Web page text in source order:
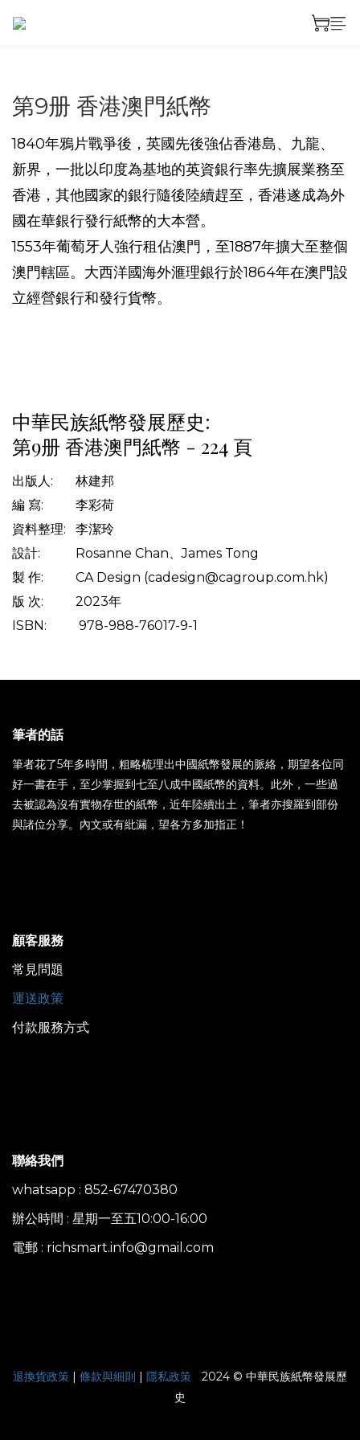
第9册 香港澳門紙幣
1840年鴉片戰爭後，英國先後強佔香港島、九龍、
新界，一批以印度為基地的英資銀行率先擴展業務至
香港，其他國家的銀行隨後陸續趕至，香港遂成為外
國在華銀行發行紙幣的大本營。
1553年葡萄牙人強行租佔澳門，至1887年擴大至整個
澳門轄區。大西洋國海外滙理銀行於1864年在澳門設
立經營銀行和發行貨幣。
中華民族紙幣發展歷史:
第9册 香港澳門紙幣 - 224 頁
出版人: 林建邦
編 寫: 李彩荷
資料整理: 李潔玲
設計: Rosanne Chan、James Tong
製 作: CA Design (cadesign@cagroup.com.hk)
版 次: 2023年
ISBN: 978-988-76017-9-1
筆者的話
筆者花了5年多時間，粗略梳理出中國紙幣發展的脈絡，期望各位同
好一書在手，至少掌握到七至八成中國紙幣的資料。此外，一些過
去被認為沒有實物存世的紙幣，近年陸續出土，筆者亦搜羅到部份
與諸位分享。內文或有紕漏，望各方多加指正！
顧客服務
常見問題
運送政策
付款服務方式
聯絡我們
whatsapp : 852-67470380
辦公時間 : 星期一至五10:00-16:00
電郵 : richsmart.info@gmail.com
退換貨政策 | 條款與細則 | 隱私政策
2024 © 中華民族紙幣發展歷
史